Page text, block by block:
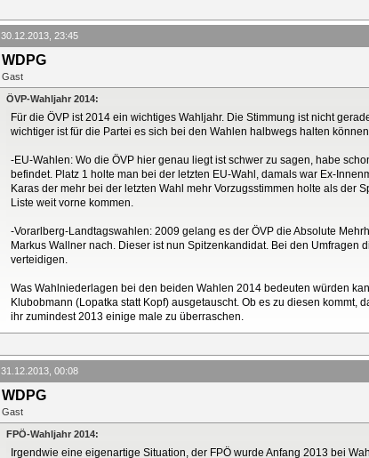
30.12.2013, 23:45
WDPG
Gast
ÖVP-Wahljahr 2014:
Für die ÖVP ist 2014 ein wichtiges Wahljahr. Die Stimmung ist nicht
wichtiger ist für die Partei es sich bei den Wahlen halbwegs halten können.
-EU-Wahlen: Wo die ÖVP hier genau liegt ist schwer zu sagen, habe
befindet. Platz 1 holte man bei der letzten EU-Wahl, damals war Ex-
Karas der mehr bei der letzten Wahl mehr Vorzugsstimmen holte als der
Liste weit vorne kommen.
-Vorarlberg-Landtagswahlen: 2009 gelang es der ÖVP die Absolute
Markus Wallner nach. Dieser ist nun Spitzenkandidat. Bei den
verteidigen.
Was Wahlniederlagen bei den beiden Wahlen 2014 bedeuten würden
Klubobmann (Lopatka statt Kopf) ausgetauscht. Ob es zu diesen
ihr zumindest 2013 einige male zu überraschen.
31.12.2013, 00:08
WDPG
Gast
FPÖ-Wahljahr 2014:
Irgendwie eine eigenartige Situation, der FPÖ wurde Anfang 2013 bei